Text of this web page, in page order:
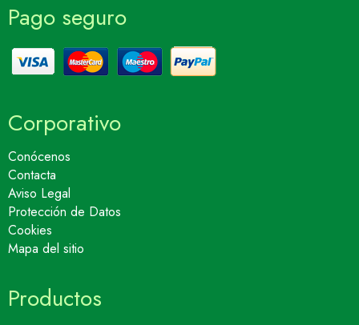
Pago seguro
Corporativo
Conócenos
Contacta
Aviso Legal
Protección de Datos
Cookies
Mapa del sitio
Productos